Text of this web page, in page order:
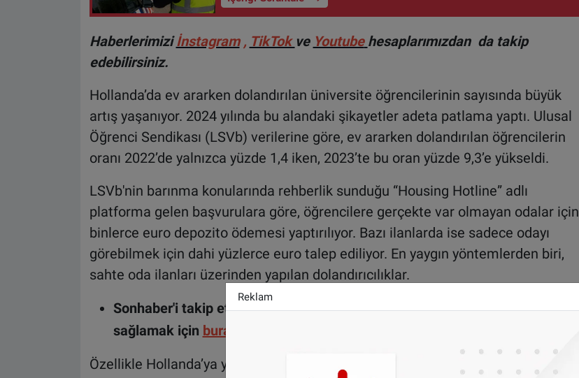
Haberlerimizi İnstagram , TikTok ve Youtube hesaplarımızdan da takip
edebilirsiniz.
Hollanda’da ev ararken dolandırılan üniversite öğrencilerinin sayısında büyük
artış yaşanıyor. 2024 yılında bu alandaki şikayetler adeta patlama yaptı. Ulusal
Öğrenci Sendikası (LSVb) verilerine göre, ev ararken dolandırılan öğrencilerin
oranı 2022’de yalnızca yüzde 1,4 iken, 2023’te bu oran yüzde 9,3’e yükseldi.
LSVb'nin barınma konularında rehberlik sunduğu “Housing Hotline” adlı
platforma gelen başvurulara göre, öğrencilere gerçekte var olmayan odalar için
binlerce euro depozito ödemesi yaptırılıyor. Bazı ilanlarda ise sadece odayı
görebilmek için dahi yüzlerce euro talep ediliyor. En yaygın yöntemlerden biri,
sahte oda ilanları üzerinden yapılan dolandırıcılıklar.
Sonhaber'i takip etmek ve haberlerimizin doğrudan telefonunuza gelmesini
sağlamak için buraya tıklayın
Özellikle Hollanda’ya yeni gelen uluslararası öğrenciler, dil eksikliği ve yerel
Reklam